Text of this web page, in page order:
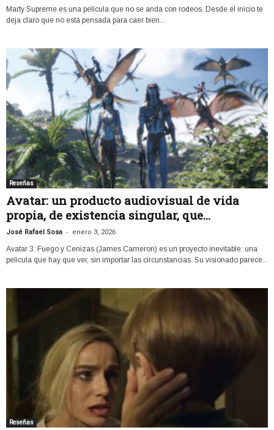
Marty Supreme es una película que no se anda con rodeos. Desde el inicio te
deja claro que no está pensada para caer bien...
Reseñas
Avatar: un producto audiovisual de vida
propia, de existencia singular, que...
José Rafael Sosa - enero 3, 2026
Avatar 3: Fuego y Cenizas (James Cameron) es un proyecto inevitable: una
película que hay que ver, sin importar las circunstancias. Su visionado parece...
Reseñas